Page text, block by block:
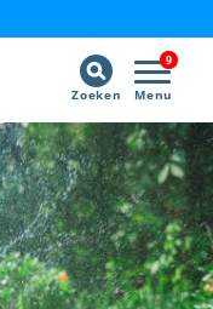
9
Menu
Zoeken